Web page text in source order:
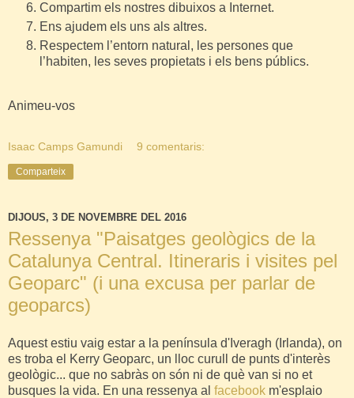
Compartim els nostres dibuixos a Internet.
Ens ajudem els uns als altres.
Respectem l’entorn natural, les persones que
l’habiten, les seves propietats i els bens públics.
Animeu-vos
Isaac Camps Gamundi 9 comentaris:
Comparteix
DIJOUS, 3 DE NOVEMBRE DEL 2016
Ressenya "Paisatges geològics de la
Catalunya Central. Itineraris i visites pel
Geoparc" (i una excusa per parlar de
geoparcs)
Aquest estiu vaig estar a la península d'Iveragh (Irlanda), on
es troba el Kerry Geoparc, un lloc curull de punts d'interès
geològic... que no sabràs on són ni de què van si no et
busques la vida. En una ressenya al facebook m'esplaio